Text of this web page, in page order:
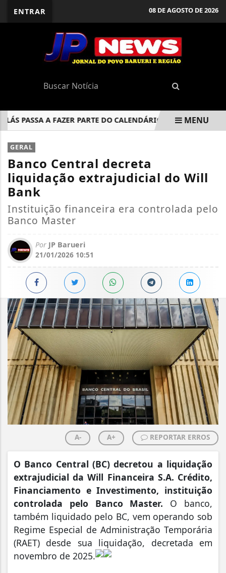
ENTRAR 08 DE AGOSTO DE 2026
A FAZER PARTE DO CALENDÁRIO OFICIAL DE BARUERI
EM ALTA
MENU
GERAL
Banco Central decreta
liquidação extrajudicial do Will
Bank
Instituição financeira era controlada pelo
Banco Master
Por JP Barueri
21/01/2026 10:51
A- A+ REPORTAR ERROS
O Banco Central (BC) decretou a liquidação
extrajudicial da Will Financeira S.A. Crédito,
Financiamento e Investimento, instituição
controlada pelo Banco Master. O banco,
também liquidado pelo BC, vem operando sob
Regime Especial de Administração Temporária
(RAET) desde sua liquidação, decretada em
novembro de 2025.